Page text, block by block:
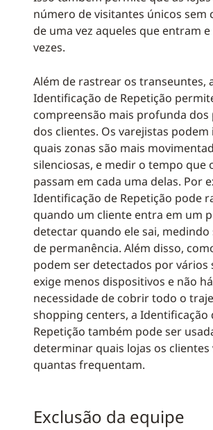
número de visitantes únicos sem
de uma vez aqueles que entram
vezes.
Além de rastrear os transeuntes,
Identificação de Repetição
compreensão mais profunda dos
dos clientes. Os varejistas
quais zonas são mais
silenciosas, e medir o tempo que
passam em cada uma delas. Por
Identificação de Repetição pode
quando um cliente entra em um
detectar quando ele sai,
de permanência. Além disso,
podem ser detectados por vários
exige menos dispositivos e não há
necessidade de cobrir todo o
shopping centers, a Identificação
Repetição também pode ser
determinar quais lojas os clientes
quantas frequentam.
Exclusão da equipe